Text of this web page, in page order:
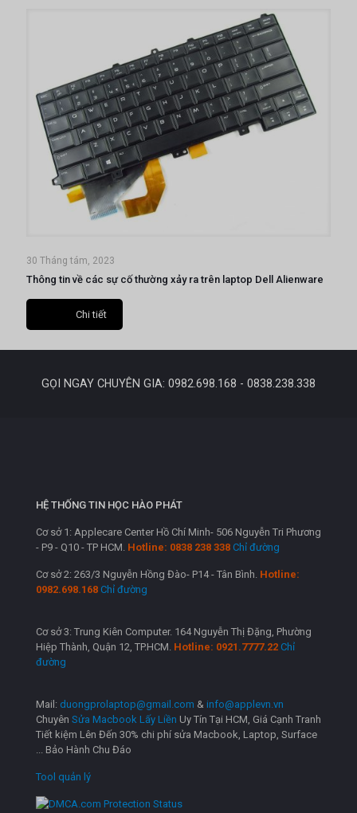
30 Tháng tám, 2023
Thông tin về các sự cố thường xảy ra trên laptop Dell Alienware
Chi tiết
GỌI NGAY CHUYÊN GIA: 0982.698.168 - 0838.238.338
HỆ THỐNG TIN HỌC HÀO PHÁT
Cơ sở 1: Applecare Center Hồ Chí Minh- 506 Nguyễn Tri Phương
- P9 - Q10 - TP HCM. Hotline: 0838 238 338 Chỉ đường
Cơ sở 2: 263/3 Nguyễn Hồng Đào- P14 - Tân Bình. Hotline:
0982.698.168 Chỉ đường
Cơ sở 3: Trung Kiên Computer. 164 Nguyễn Thị Đặng, Phường
Hiệp Thành, Quận 12, TP.HCM. Hotline: 0921.7777.22 Chỉ
đường
Mail: duongprolaptop@gmail.com & info@applevn.vn
Chuyên Sửa Macbook Lấy Liền Uy Tín Tại HCM, Giá Cạnh Tranh
Tiết kiệm Lên Đến 30% chi phí sửa Macbook, Laptop, Surface
... Bảo Hành Chu Đáo
Tool quản lý